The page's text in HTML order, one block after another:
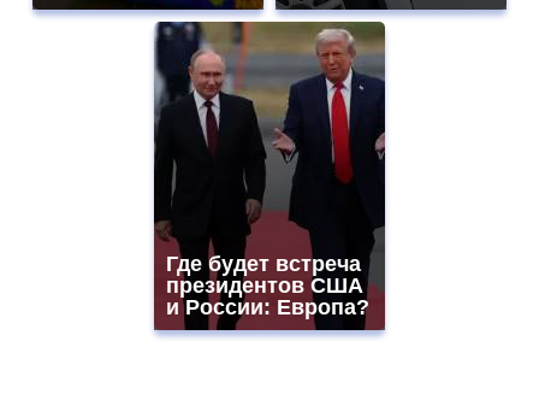
Где будет встреча
президентов США
и России: Европа?